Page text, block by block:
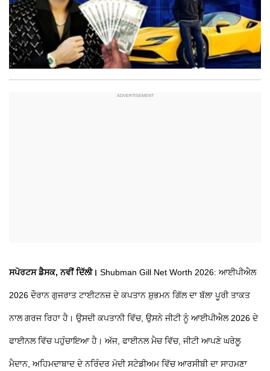
ਸਪੋਰਟਸ ਡੈਸਕ, ਨਵੀਂ ਦਿੱਲੀ। Shubman Gill Net Worth 2026: ਆਈਪੀਐਲ
2026 ਦੌਰਾਨ ਗੁਜਰਾਤ ਟਾਈਟਨਜ਼ ਦੇ ਕਪਤਾਨ ਸ਼ੁਭਮਨ ਗਿੱਲ ਦਾ ਬੱਲਾ ਪੂਰੀ ਤਾਕਤ
ਨਾਲ ਗਰਜ ਰਿਹਾ ਹੈ। ਉਸਦੀ ਕਪਤਾਨੀ ਵਿੱਚ, ਉਸਨੇ ਜੀਟੀ ਨੂੰ ਆਈਪੀਐਲ 2026 ਦੇ
ਫਾਈਨਲ ਵਿੱਚ ਪਹੁੰਚਾਇਆ ਹੈ। ਅੱਜ, ਫਾਈਨਲ ਮੈਚ ਵਿੱਚ, ਜੀਟੀ ਆਪਣੇ ਘਰੇਲੂ
ਮੈਦਾਨ, ਅਹਿਮਦਾਬਾਦ ਦੇ ਨਰਿੰਦਰ ਮੋਦੀ ਸਟੇਡੀਅਮ ਵਿੱਚ ਆਰਸੀਬੀ ਦਾ ਸਾਹਮਣਾ